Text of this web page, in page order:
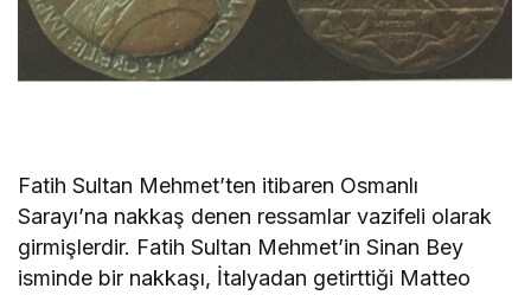
Fatih Sultan Mehmet’ten itibaren Osmanlı
Sarayı’na nakkaş denen ressamlar vazifeli olarak
girmişlerdir. Fatih Sultan Mehmet’in Sinan Bey
isminde bir nakkaşı, İtalyadan getirttiği Matteo